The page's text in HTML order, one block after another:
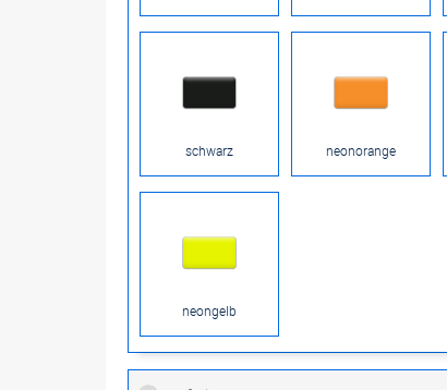
schwarz neonorange
neongelb